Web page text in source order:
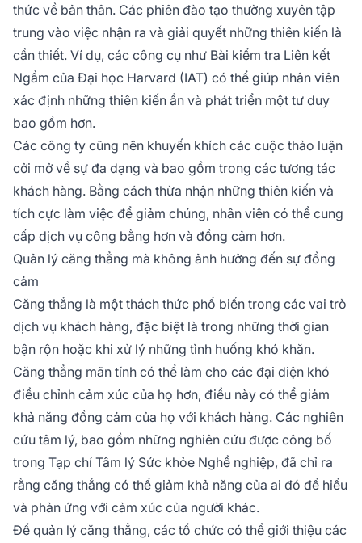
thức về bản thân. Các phiên đào tạo thường xuyên tập
trung vào việc nhận ra và giải quyết những thiên kiến là
cần thiết. Ví dụ, các công cụ như Bài kiểm tra Liên kết
Ngầm của Đại học Harvard (IAT) có thể giúp nhân viên
xác định những thiên kiến ẩn và phát triển một tư duy
bao gồm hơn.
Các công ty cũng nên khuyến khích các cuộc thảo luận
cởi mở về sự đa dạng và bao gồm trong các tương tác
khách hàng. Bằng cách thừa nhận những thiên kiến và
tích cực làm việc để giảm chúng, nhân viên có thể cung
cấp dịch vụ công bằng hơn và đồng cảm hơn.
Quản lý căng thẳng mà không ảnh hưởng đến sự đồng
cảm
Căng thẳng là một thách thức phổ biến trong các vai trò
dịch vụ khách hàng, đặc biệt là trong những thời gian
bận rộn hoặc khi xử lý những tình huống khó khăn.
Căng thẳng mãn tính có thể làm cho các đại diện khó
điều chỉnh cảm xúc của họ hơn, điều này có thể giảm
khả năng đồng cảm của họ với khách hàng. Các nghiên
cứu tâm lý, bao gồm những nghiên cứu được công bố
trong Tạp chí Tâm lý Sức khỏe Nghề nghiệp, đã chỉ ra
rằng căng thẳng có thể giảm khả năng của ai đó để hiểu
và phản ứng với cảm xúc của người khác.
Để quản lý căng thẳng, các tổ chức có thể giới thiệu các